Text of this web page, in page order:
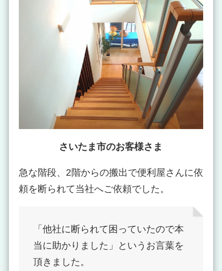
さいたま市のお客様さま
急な階段、2階からの搬出で便利屋さんに依
頼を断られて当社へご依頼でした。
「他社に断られて困っていたので本
当に助かりました」というお言葉を
頂きました。